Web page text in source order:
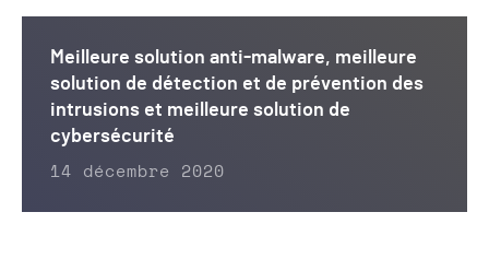
Meilleure solution anti-malware, meilleure
solution de détection et de prévention des
intrusions et meilleure solution de
cybersécurité
14 décembre 2020